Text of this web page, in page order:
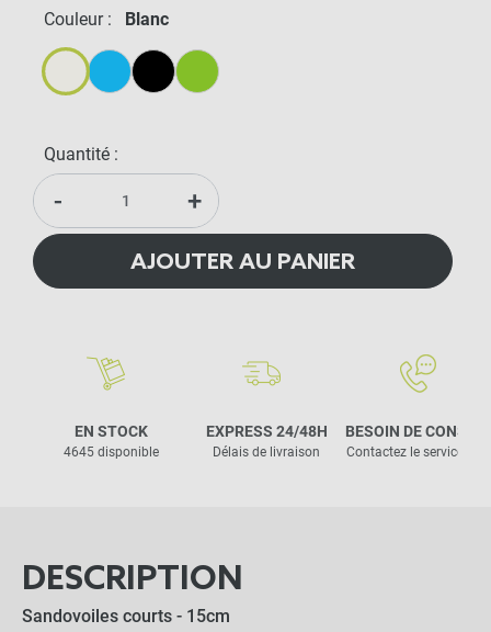
Couleur : Blanc
Quantité :
- +
AJOUTER AU PANIER
EN STOCK
4645 disponible
EXPRESS 24/48H
Délais de livraison
BESOIN DE CONSEIL
Contactez le service
DESCRIPTION
Sandovoiles courts - 15cm